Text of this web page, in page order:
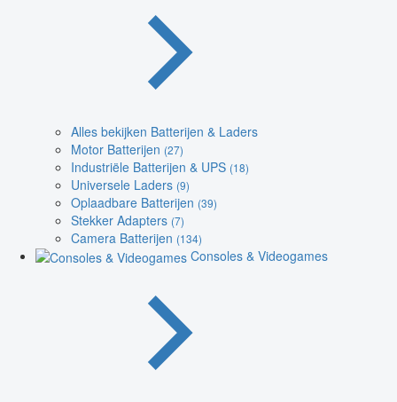
Alles bekijken Batterijen & Laders
Motor Batterijen (27)
Industriële Batterijen & UPS (18)
Universele Laders (9)
Oplaadbare Batterijen (39)
Stekker Adapters (7)
Camera Batterijen (134)
Consoles & Videogames